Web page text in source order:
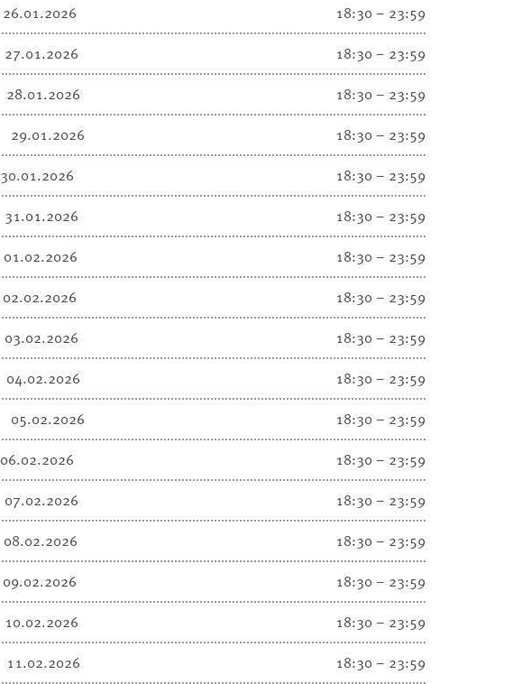
26.01.2026
18:30 – 23:59
27.01.2026
18:30 – 23:59
28.01.2026
18:30 – 23:59
29.01.2026
18:30 – 23:59
30.01.2026
18:30 – 23:59
31.01.2026
18:30 – 23:59
01.02.2026
18:30 – 23:59
02.02.2026
18:30 – 23:59
03.02.2026
18:30 – 23:59
04.02.2026
18:30 – 23:59
05.02.2026
18:30 – 23:59
06.02.2026
18:30 – 23:59
07.02.2026
18:30 – 23:59
08.02.2026
18:30 – 23:59
09.02.2026
18:30 – 23:59
10.02.2026
18:30 – 23:59
11.02.2026
18:30 – 23:59